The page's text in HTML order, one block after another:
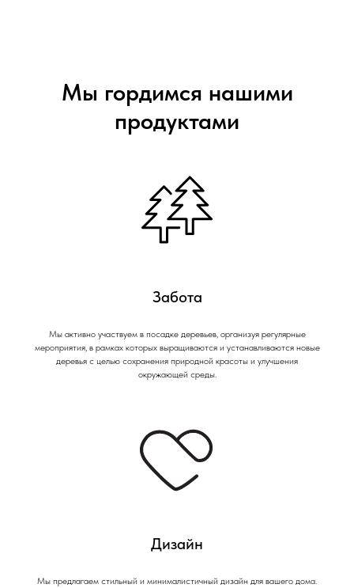
Мы гордимся нашими
продуктами
Забота
Мы активно участвуем в посадке деревьев, организуя регулярные
мероприятия, в рамках которых выращиваются и устанавливаются новые
деревья с целью сохранения природной красоты и улучшения
окружающей среды.
Дизайн
Мы предлагаем стильный и минималистичный дизайн для вашего дома.